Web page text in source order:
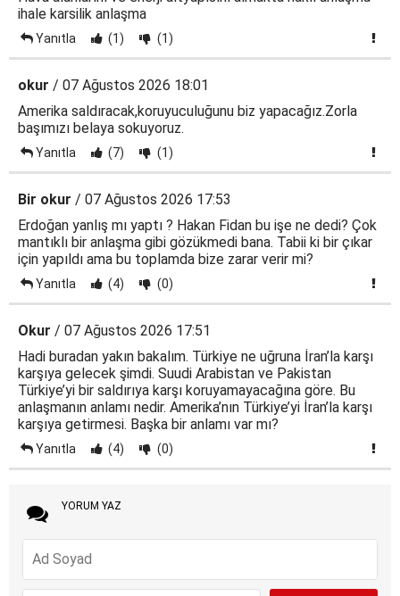
ihale karsilik anlaşma
Yanıtla (1) (1)
okur / 07 Ağustos 2026 18:01
Amerika saldıracak,koruyuculuğunu biz yapacağız.Zorla
başımızı belaya sokuyoruz.
Yanıtla (7) (1)
Bir okur / 07 Ağustos 2026 17:53
Erdoğan yanlış mı yaptı ? Hakan Fidan bu işe ne dedi? Çok
mantıklı bir anlaşma gibi gözükmedi bana. Tabii ki bir çıkar
için yapıldı ama bu toplamda bize zarar verir mi?
Yanıtla (4) (0)
Okur / 07 Ağustos 2026 17:51
Hadi buradan yakın bakalım. Türkiye ne uğruna İran’la karşı
karşıya gelecek şimdi. Suudi Arabistan ve Pakistan
Türkiye’yi bir saldırıya karşı koruyamayacağına göre. Bu
anlaşmanın anlamı nedir. Amerika’nın Türkiye’yi İran’la karşı
karşıya getirmesi. Başka bir anlamı var mı?
Yanıtla (4) (0)
YORUM YAZ